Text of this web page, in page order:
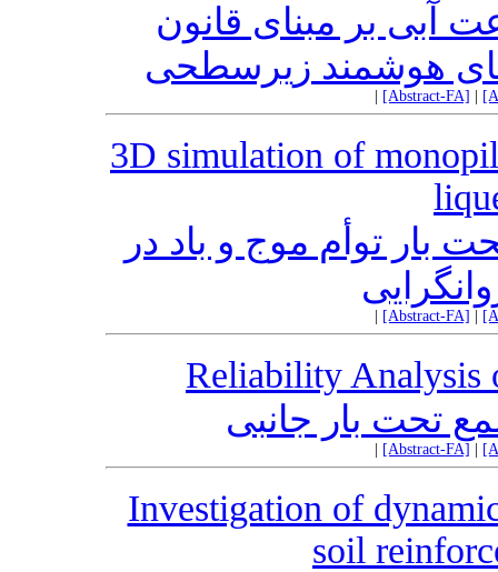
بر مبنای قانون
هوشمند زیرسطحی
[Abstract-FA]
3D simulation of
بار توأم موج و باد در
[Abstract-FA]
Reliability Analysis
تحت بار جانبی
[Abstract-FA]
Investigation of
soil